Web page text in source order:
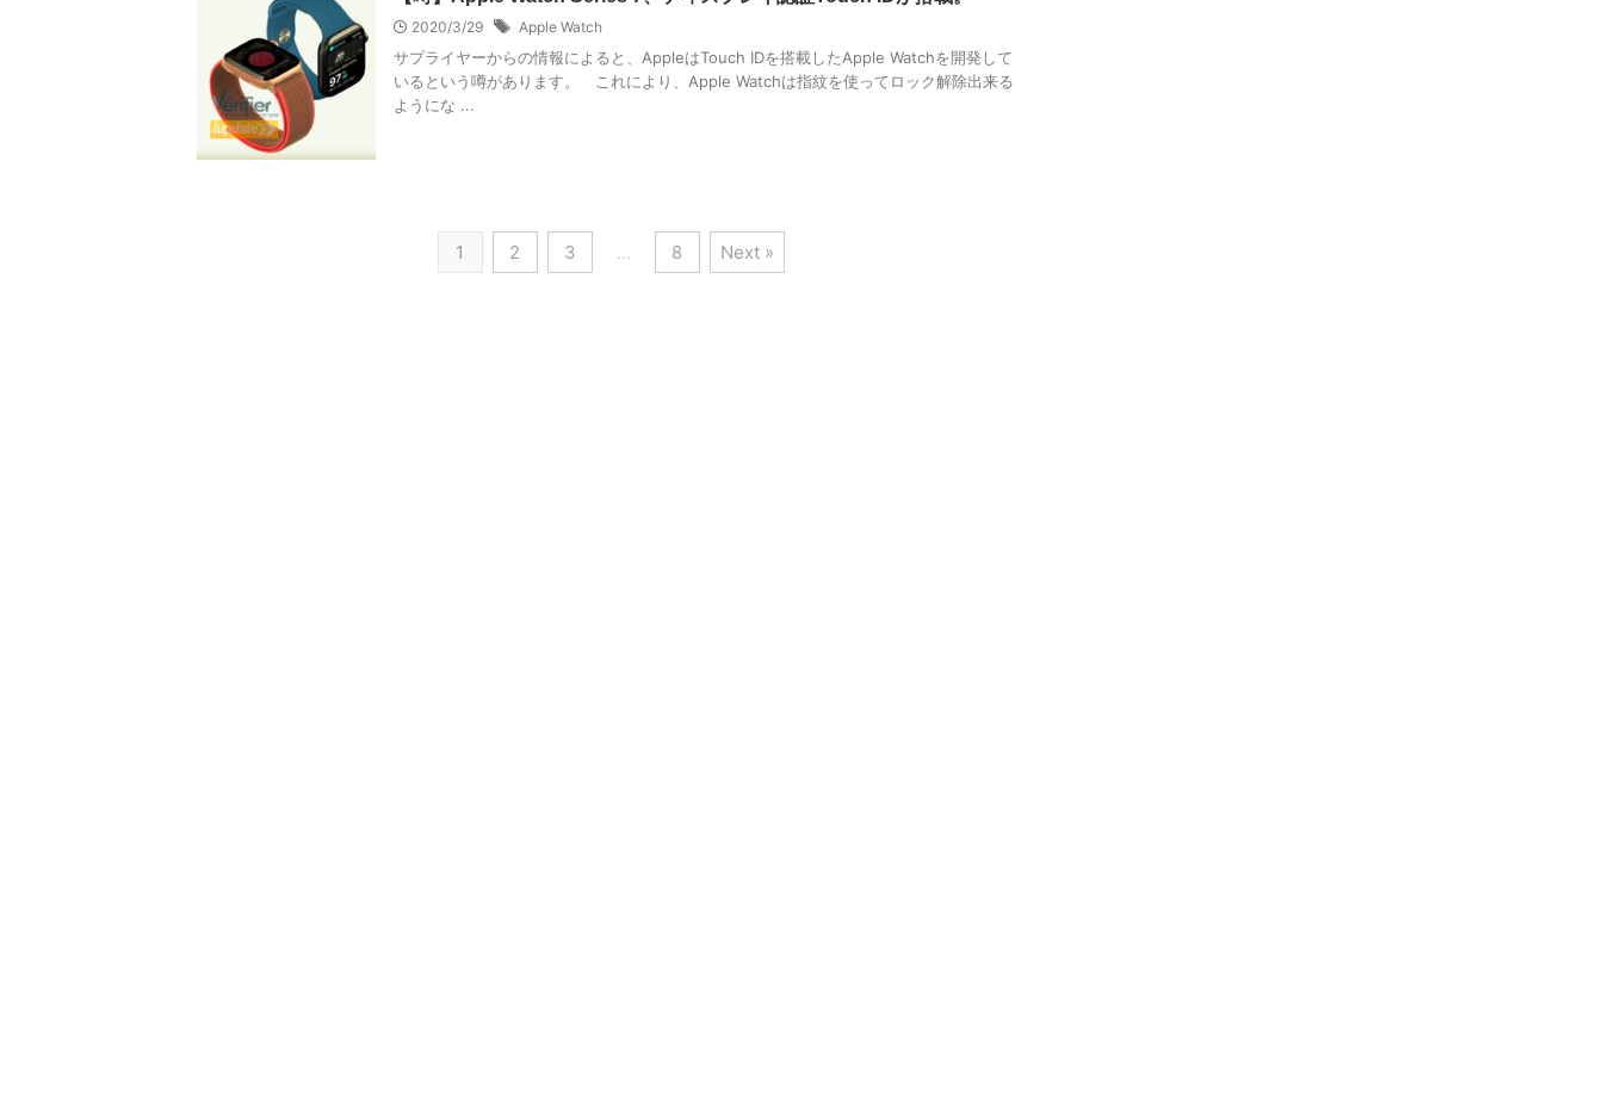
2020/3/29 Apple Watch
サプライヤーからの情報によると、AppleはTouch IDを搭載したApple Watchを開発して
いるという噂があります。 これにより、Apple Watchは指紋を使ってロック解除出来る
ようにな ...
1 2 3 … 8 Next »